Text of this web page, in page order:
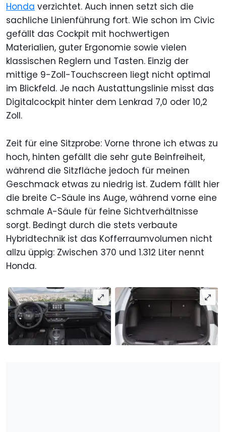
Honda verzichtet. Auch innen setzt sich die
sachliche Linienführung fort. Wie schon im Civic
gefällt das Cockpit mit hochwertigen
Materialien, guter Ergonomie sowie vielen
klassischen Reglern und Tasten. Einzig der
mittige 9-Zoll-Touchscreen liegt nicht optimal
im Blickfeld. Je nach Austattungslinie misst das
Digitalcockpit hinter dem Lenkrad 7,0 oder 10,2
Zoll.
Zeit für eine Sitzprobe: Vorne throne ich etwas zu
hoch, hinten gefällt die sehr gute Beinfreiheit,
während die Sitzfläche jedoch für meinen
Geschmack etwas zu niedrig ist. Zudem fällt hier
die breite C-Säule ins Auge, während vorne eine
schmale A-Säule für feine Sichtverhältnisse
sorgt. Bedingt durch die stets verbaute
Hybridtechnik ist das Kofferraumvolumen nicht
allzu üppig: Zwischen 370 und 1.312 Liter nennt
Honda.